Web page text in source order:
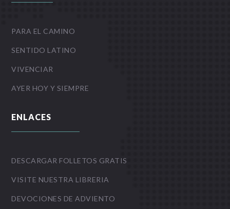
PARA EL CAMINO
SENTIDO LATINO
VIVENCIAR
AYER HOY Y SIEMPRE
ENLACES
DESCARGAR FOLLETOS GRATIS
VISITE NUESTRA LIBRERIA
DEVOCIONES DE ADVIENTO